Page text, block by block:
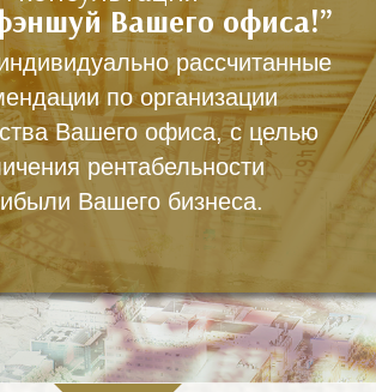
Вашего офиса!”
рассчитанные
по организации
Вашего офиса, с целью
рентабельности
Вашего бизнеса.